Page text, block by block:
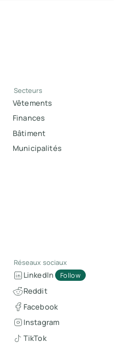
Secteurs
Vêtements
Finances
Bâtiment
Municipalités
Réseaux sociaux
LinkedIn Follow
Reddit
Facebook
Instagram
TikTok